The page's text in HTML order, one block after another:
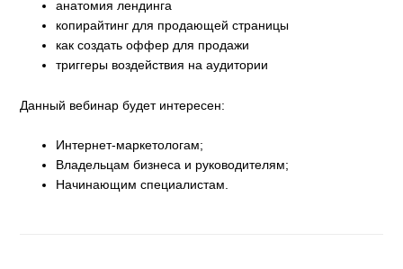
анатомия лендинга
копирайтинг для продающей страницы
как создать оффер для продажи
триггеры воздействия на аудитории
Данный вебинар будет интересен:
Интернет-маркетологам;
Владельцам бизнеса и руководителям;
Начинающим специалистам.